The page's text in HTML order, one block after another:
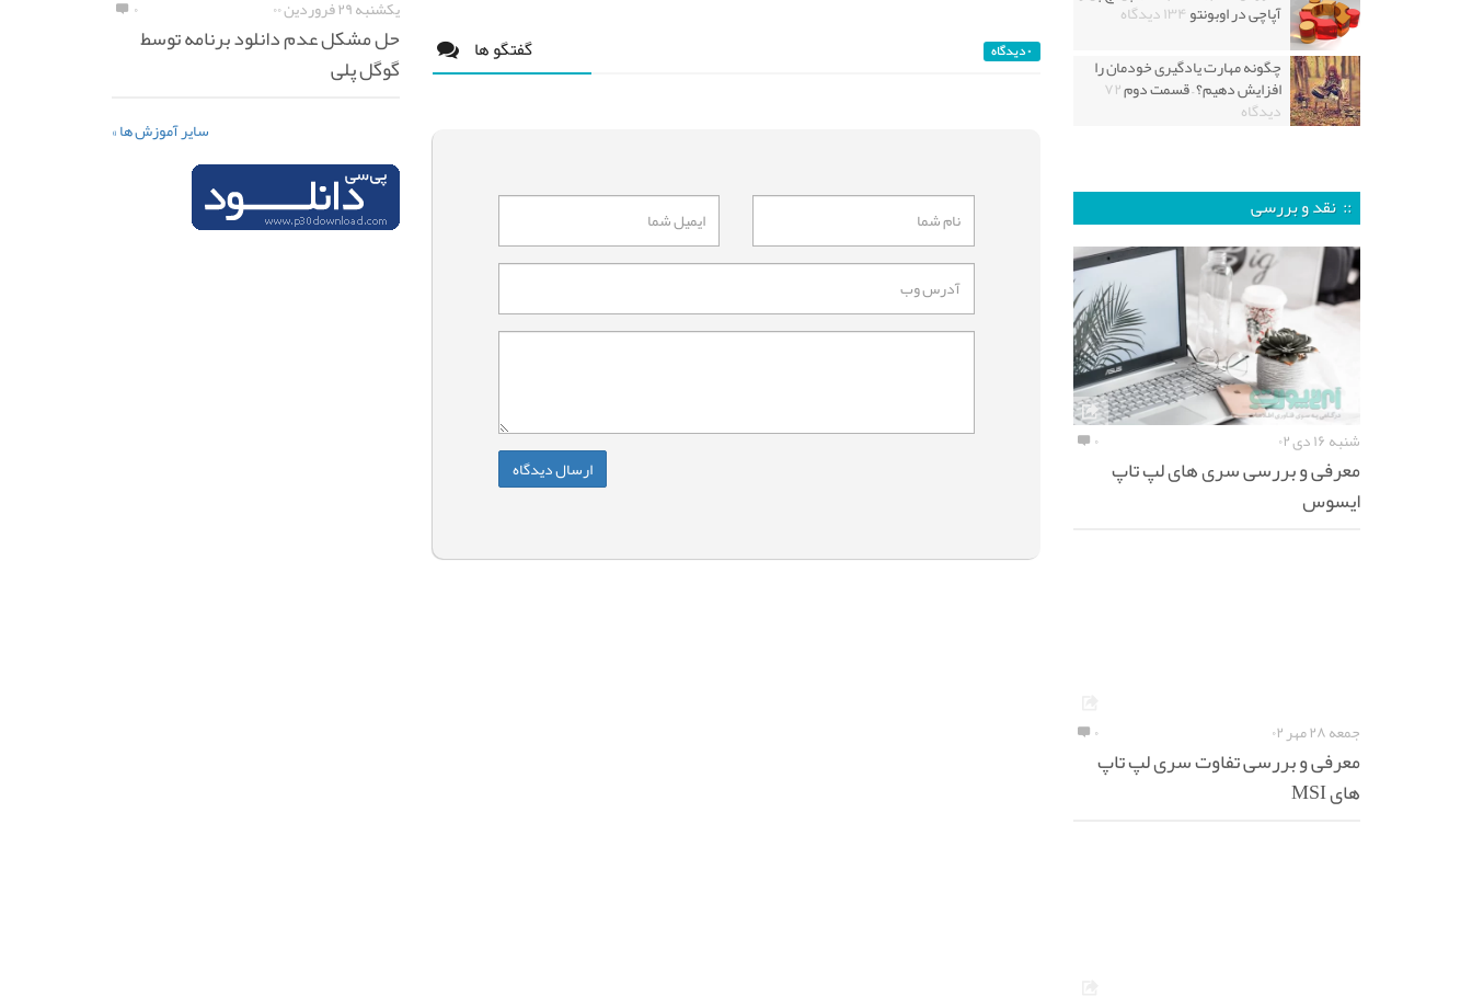
گفتگو ها ۰ دیدگاه
آپاچی در اوبونتو۱۳۴ دیدگاه
چگونه مهارت یادگیری خودمان را
افزایش دهیم؟ – قسمت دوم۷۲
دیدگاه
:: نقد و بررسی
شنبه ۱۶ دی ۰۲ ۰
معرفی و بررسی سری های لپ تاپ
ایسوس
جمعه ۲۸ مهر ۰۲ ۰
معرفی و بررسی تفاوت سری لپ تاپ
های MSI
یکشنبه ۲۹ فروردین ۰۰ ۰
حل مشکل عدم دانلود برنامه توسط
گوگل پلی
سایر آموزش ها »